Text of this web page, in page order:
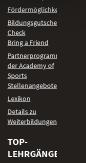
Fördermöglichkeiten
Bildungsgutschein
Check
Bring a Friend
Partnerprogramm
der Academy of
Sports
Stellenangebote
Lexikon
Details zu
Weiterbildungen
TOP-
LEHRGÄNGE